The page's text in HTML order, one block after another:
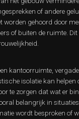
of andere
worden gehoord door
of buiten de ruimte. Dit
kantoorruimte,
isolatie kan
te zorgen dat wat er
belangrijk in
wordt besproken of